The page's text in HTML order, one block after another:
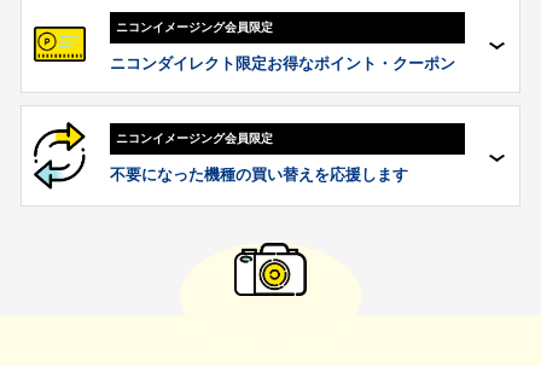
ニコンイメージング会員限定
ニコンダイレクト 限定お得なポイント・クーポン
ニコンイメージング会員限定
不要になった機種の買い替えを応援します